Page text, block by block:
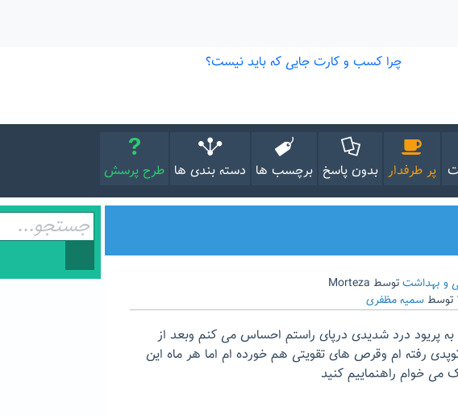
پر طرفدار بدون پاسخ برچسب ها دسته بندی ها طرح پرسش
و بهداشتتوسط Morteza
توسط سمیه مظفری
به پریود درد شدیدی درپای راستم احساس می کنم وبعد از
رفته ام وقرص های تقویتی هم خورده ام اما هر ماه این
خوام راهنماییم کنید